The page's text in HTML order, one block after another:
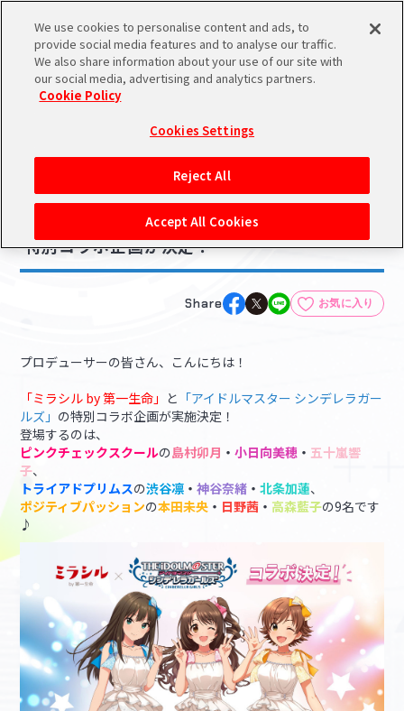
スケジュール 検索
バンダイナムコIDで
アイドルマスター ポータルへの登録について
シリアルコード・
あいことば
活動履歴
Pレポ
マイデスク設定変更 バンダイナムコID Link設定
ニュース
コラボ・キャンペーン
2025.11.29
【シンデレラ】「ミラシル by 第一生命」との
特別コラボ企画が決定！
Share お気に入り
プロデューサーの皆さん、こんにちは！
「ミラシル by 第一生命」 と 「アイドルマスター シンデレラガー
ルズ」 の特別コラボ企画が実施決定！
登場するのは、
ピンクチェックスクールの島村卯月 ・小日向美穂 ・ 五十嵐響
子、
トライアドプリムスの渋谷凛 ・神谷奈緒 ・北条加蓮、
ポジティブパッションの本田未央 ・ 日野茜 ・ 高森藍子の9名です
♪
We use cookies to personalise content and ads, to
provide social media features and to analyse our traffic.
We also share information about your use of our site with
our social media, advertising and analytics partners.
Cookie Policy
Cookies Settings
Reject All
Accept All Cookies